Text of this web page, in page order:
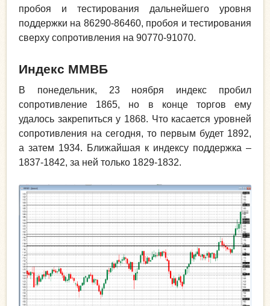
пробоя и тестирования дальнейшего уровня
поддержки на 86290-86460, пробоя и тестирования
сверху сопротивления на 90770-91070.
Индекс ММВБ
В понедельник, 23 ноября индекс пробил
сопротивление 1865, но в конце торгов ему
удалось закрепиться у 1868. Что касается уровней
сопротивления на сегодня, то первым будет 1892,
а затем 1934. Ближайшая к индексу поддержка –
1837-1842, за ней только 1829-1832.